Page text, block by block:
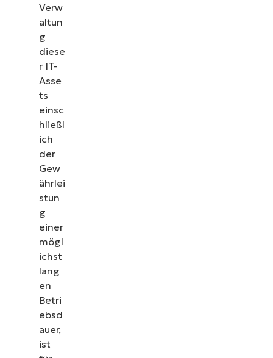
Verw
altun
g
diese
r IT-
Asse
ts
einsc
hließl
ich
der
Gew
ährlei
stun
g
einer
mögl
ichst
lang
en
Betri
ebsd
auer,
ist